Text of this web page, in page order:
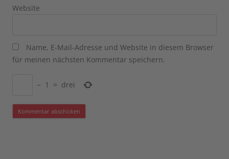
Website
Name, E-Mail-Adresse und Website in diesem Browser
für meinen nächsten Kommentar speichern.
− 1 = drei